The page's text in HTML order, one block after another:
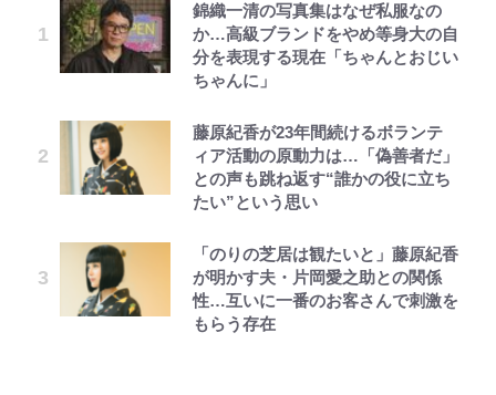
錦織一清の写真集はなぜ私服なの
か…高級ブランドをやめ等身大の自
分を表現する現在「ちゃんとおじい
ちゃんに」
藤原紀香が23年間続けるボランテ
ィア活動の原動力は…「偽善者だ」
との声も跳ね返す“誰かの役に立ち
たい”という思い
「のりの芝居は観たいと」藤原紀香
が明かす夫・片岡愛之助との関係
性…互いに一番のお客さんで刺激を
もらう存在
公式-ヒロインが来る前に妊娠しま
した~詰んだはずの悪役令嬢です
が、どうやら違うようです~ 第1話
ドでダンジョン攻略~ 第65話(1)
公式-超難関ダンジョンで10万年修
の下剋上~ 第37話(1)
千葉雄大、ほっそりイケメン近影に
「顔パンパンだったのに」反響 視
聴者が想った激変の納得理由
の“共演”ショットに「夫婦で写っ
てるの尊い」 長女はもう23歳
黒木啓司が妻・宮崎麗果にDV報
た“異変”…削除していたラブラブ
投稿
えびめしの流儀
ボーちゃんの一途な気持ちだゾ
｢なんじゃこりゃあああ！｣本田圭
佑の古巣ミラン、漆黒×蛍光レッド
の超絶クールな新サードユニに世界
が熱狂｢サードなのにズルい｣｢こり
浦和と千葉の首をかしげる主力放
出、柏リカルドの下で新加入2人が
化ける！Jリーグに必要な外国人選
制｣の大激論】(4)
｢知念さんを煽ってたのと同じ
人？｣鹿島・鈴木優磨、大逆転勝利
【キャンプ自己啓発】増えすぎたギ
アを棚卸し！ “ウルトラライト” 目
指した「自分スタイル」再構築でわ
かった「本当に必要な7つの道具」
荒々しい「火山帯」の一端にいるこ
とを体感！ 登頂約10分でも大迫力
「吾妻小富士」火口を1周する「1
ポ【福島県福島市】
「電気風呂の数は全国一」温泉じゃ
ないのに大満足！ 上高地帰りに寄
「自分の絵ごと、このジャンルはそ
ろそろ終わりかな」江口寿史が炎上
を経て樋口毅宏に語ったこと
弾」がスタート！まさかの人気アイ
テムに称賛続々「豪華すぎる！」
1万円超えも「納得のクオリティ」
10万針以上の密度で再現された“め
ぐみん刺繍ワークシャツ”にファン
も感動
空の轍と大地の雲と 第1回
レビュー『仮面家族』悠木シュン・